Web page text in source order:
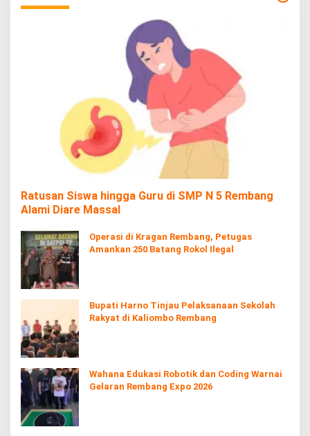
Ratusan Siswa hingga Guru di SMP N 5 Rembang
Alami Diare Massal
Operasi di Kragan Rembang, Petugas
Amankan 250 Batang Rokol Ilegal
Bupati Harno Tinjau Pelaksanaan Sekolah
Rakyat di Kaliombo Rembang
Wahana Edukasi Robotik dan Coding Warnai
Gelaran Rembang Expo 2026